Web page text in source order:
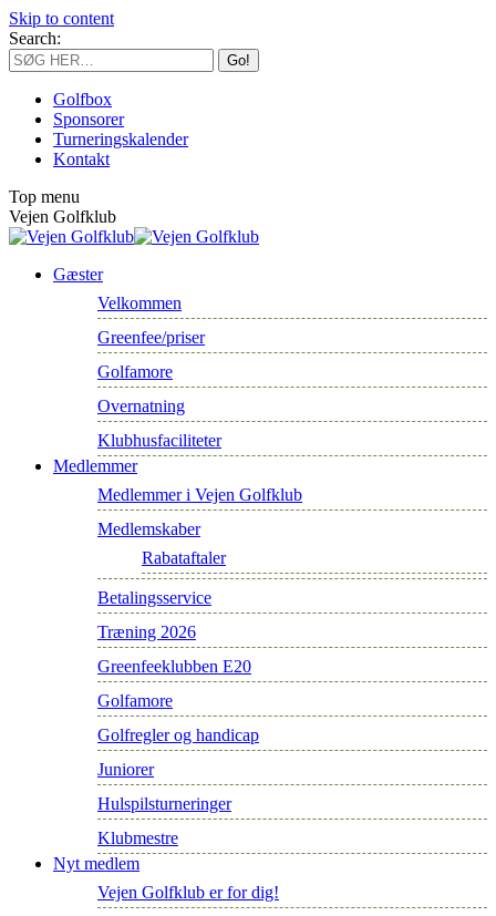
Skip to content
Search:
Golfbox
Sponsorer
Turneringskalender
Kontakt
Top menu
Vejen Golfklub
Gæster
Velkommen
Greenfee/priser
Golfamore
Overnatning
Klubhusfaciliteter
Medlemmer
Medlemmer i Vejen Golfklub
Medlemskaber
Rabataftaler
Betalingsservice
Træning 2026
Greenfeeklubben E20
Golfamore
Golfregler og handicap
Juniorer
Hulspilsturneringer
Klubmestre
Nyt medlem
Vejen Golfklub er for dig!